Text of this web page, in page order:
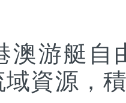
游艇自
資源，